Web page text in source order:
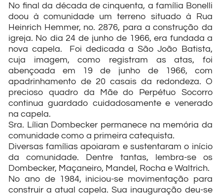
No final da década de cinquenta, a família Bonelli
doou à comunidade um terreno situado à Rua
Heinrich Hemmer, no. 2876, para a construção da
igreja. No dia 24 de junho de 1966, era fundada a
nova capela. Foi dedicada a São João Batista,
cuja imagem, como registram as atas, foi
abençoada em 19 de junho de 1966, com
apadrinhamento de 20 casais da redondeza. O
precioso quadro da Mãe do Perpétuo Socorro
continua guardado cuidadosamente e venerado
na capela.
Sra. Lílian Dombecker permanece na memória da
comunidade como a primeira catequista.
Diversas famílias apoiaram e sustentaram o início
da comunidade. Dentre tantas, lembra-se os
Dombecker, Maçaneiro, Mandel, Rocha e Waltrich.
No ano de 1984, iniciou-se movimentação para
construir a atual capela. Sua inauguração deu-se